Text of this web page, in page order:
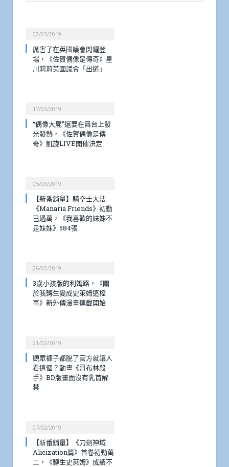
02/05/2019
厲害了在英國議會閃耀登
場，《佐賀偶像是傳奇》星
川莉莉英國議會「出道」
17/03/2019
“偶像大屍”還要在舞台上發
光發熱，《佐賀偶像是傳
奇》凱旋LIVE開催決定
05/03/2019
【新番銷量】騎空士大法
《Manaria Friends》初動
已過萬，《我喜歡的妹妹不
是妹妹》584張
26/02/2019
3歲小孩版的利姆路，《關
於我轉生變成史萊姆這檔
事》新外傳漫畫連載開始
21/02/2019
觀眾褲子都脫了官方就讓人
看這個？動畫《哥布林殺
手》BD版畫面沒有乳首解
禁
07/02/2019
【新番銷量】《刀劍神域
Alicization篇》首卷初動萬
二，《轉生史萊姆》成績不